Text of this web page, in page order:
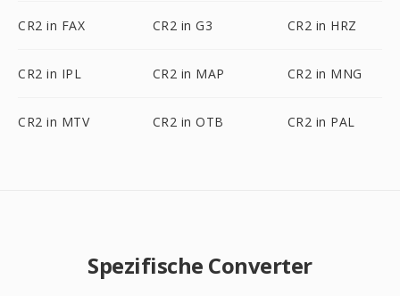
CR2 in FAX CR2 in G3 CR2 in HRZ
CR2 in IPL CR2 in MAP CR2 in MNG
CR2 in MTV CR2 in OTB CR2 in PAL
Spezifische Converter